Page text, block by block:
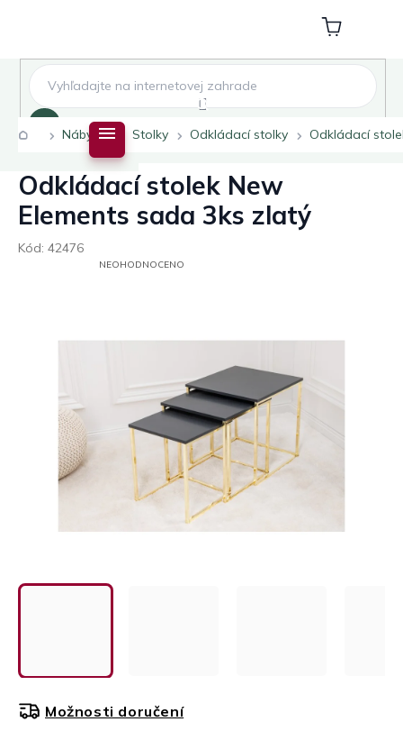
Nákupní
košík
DomůNábytek Stolky Odkládací stolky Odkládací
Odkládací stolek New
Elements sada 3ks zlatý
Kód: 42476
PRŮMĚRNÉNEOHODNOCENO
Možnosti doručení